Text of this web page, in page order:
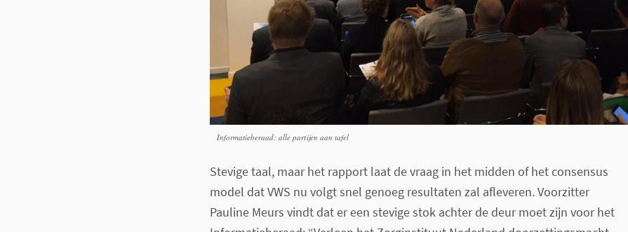
Informatieberaad: alle partijen aan tafel
Stevige taal, maar het rapport laat de vraag in het midden of het consensus
model dat VWS nu volgt snel genoeg resultaten zal afleveren. Voorzitter
Pauline Meurs vindt dat er een stevige stok achter de deur moet zijn voor het